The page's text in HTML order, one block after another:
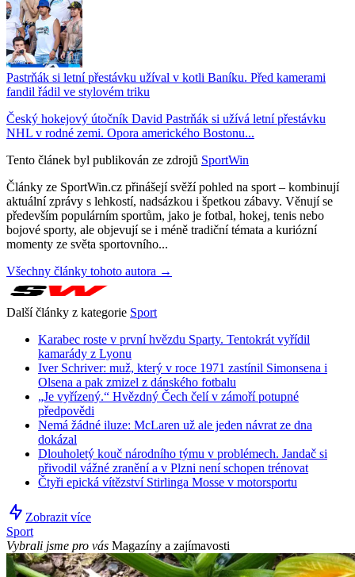
Pastrňák si letní přestávku užíval v kotli Baníku. Před kamerami
fandil řádil ve stylovém triku
Český hokejový útočník David Pastrňák si užívá letní přestávku
NHL v rodné zemi. Opora amerického Bostonu...
Tento článek byl publikován ze zdrojů SportWin
Články ze SportWin.cz přinášejí svěží pohled na sport – kombinují
aktuální zprávy s lehkostí, nadsázkou i špetkou zábavy. Věnují se
především populárním sportům, jako je fotbal, hokej, tenis nebo
bojové sporty, ale objevují se i méně tradiční témata a kuriózní
momenty ze světa sportovního...
Všechny články tohoto autora →
Další články z kategorie Sport
Karabec roste v první hvězdu Sparty. Tentokrát vyřídil
kamarády z Lyonu
Iver Schriver: muž, který v roce 1971 zastínil Simonsena i
Olsena a pak zmizel z dánského fotbalu
„Je vyřízený.“ Hvězdný Čech čelí v zámoří potupné
předpovědi
Nemá žádné iluze: McLaren už ale jeden návrat ze dna
dokázal
Dlouholetý kouč národního týmu v problémech. Jandač si
přivodil vážné zranění a v Plzni není schopen trénovat
Čtyři epická vítězství Stirlinga Mosse v motorsportu
Zobrazit více
Sport
Vybrali jsme pro vás Magazíny a zajímavosti